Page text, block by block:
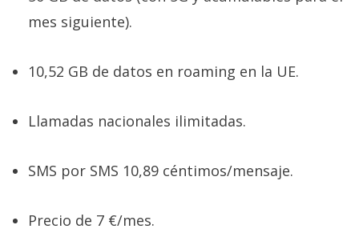
mes siguiente).
10,52 GB de datos en roaming en la UE.
Llamadas nacionales ilimitadas.
SMS por SMS 10,89 céntimos/mensaje.
Precio de 7 €/mes.